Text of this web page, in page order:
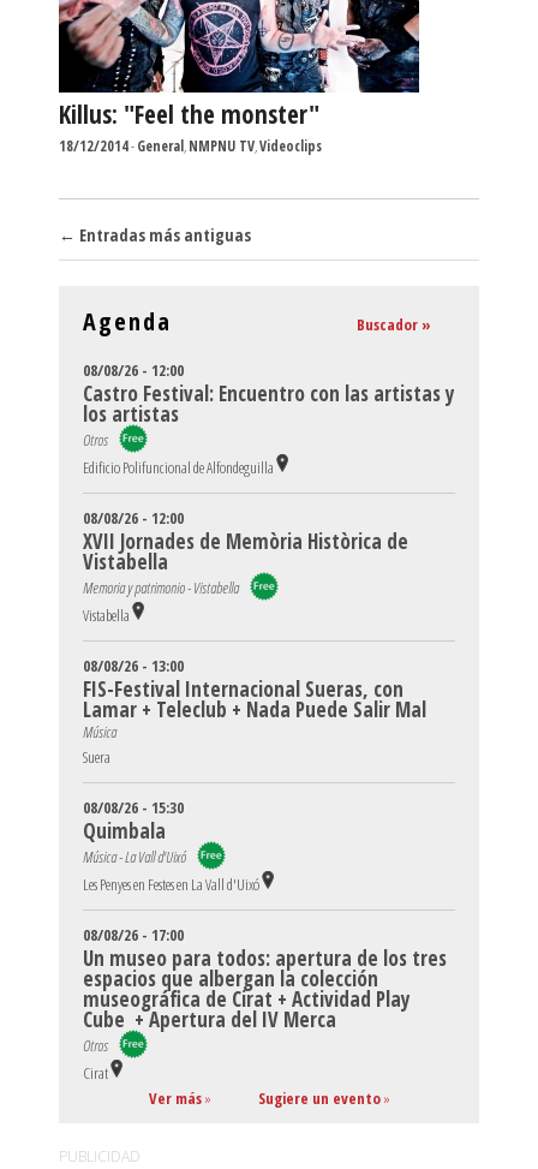
Killus: "Feel the monster"
18/12/2014-General,NMPNU TV,Videoclips
Navegador de artículos
← Entradas más antiguas
Agenda Buscador »
08/08/26 - 12:00
Castro Festival: Encuentro con las artistas y
los artistas
Otros
Edificio Polifuncional de Alfondeguilla
08/08/26 - 12:00
XVII Jornades de Memòria Històrica de
Vistabella
Memoria y patrimonio - Vistabella
Vistabella
08/08/26 - 13:00
FIS-Festival Internacional Sueras, con
Lamar + Teleclub + Nada Puede Salir Mal
Música
Suera
08/08/26 - 15:30
Quimbala
Música - La Vall d'Uixó
Les Penyes en Festes en La Vall d'Uixó
08/08/26 - 17:00
Un museo para todos: apertura de los tres
espacios que albergan la colección
museográfica de Cirat + Actividad Play
Cube + Apertura del IV Merca
Otros
Cirat
Ver más» Sugiere un evento»
PUBLICIDAD